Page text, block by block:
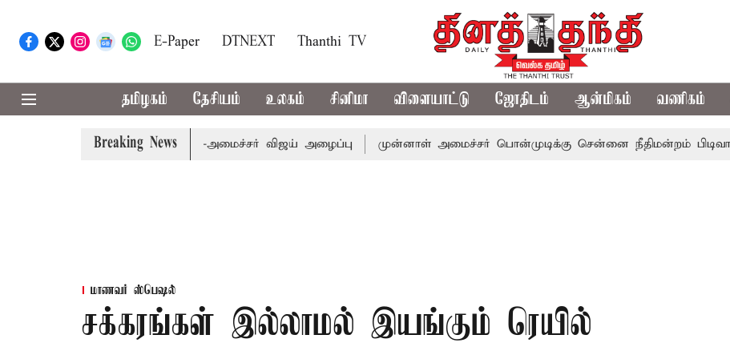
E-Paper DTNEXT Thanthi TV
தமிழகம் தேசியம் உலகம் சினிமா விளையாட்டு ஜோதிடம் ஆன்மிகம் வணிகம்
Breaking News
கூட்டத்துக்கு முதல்-அமைச்சர் விஜய் அழைப்பு முன்னாள் அமைச்சர் பொன்முடிக்கு சென்னை நீதிமன்றம் பிடிவாராண்ட்
மாணவர் ஸ்பெஷல்
சக்கரங்கள் இல்லாமல் இயங்கும் ரெயில்